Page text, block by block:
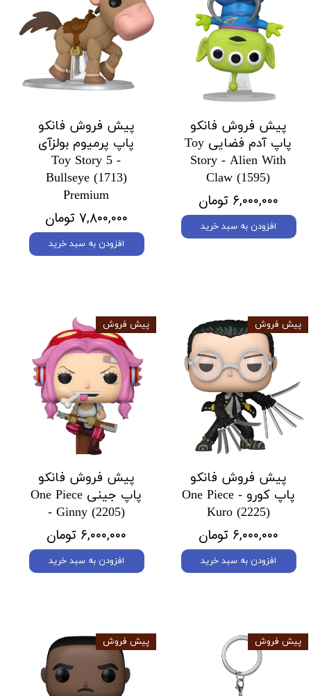
پیش فروش فانکو
پاپ آدم فضایی Toy
Story - Alien With
Claw (1595)
۶,۰۰۰,۰۰۰ تومان
افزودن به سبد خرید
پیش فروش فانکو
پاپ پرمیوم بولزآی
Toy Story 5 -
Bullseye (1713)
Premium
۷,۸۰۰,۰۰۰ تومان
افزودن به سبد خرید
پیش فروش فانکو
پاپ کورو One Piece -
Kuro (2225)
۶,۰۰۰,۰۰۰ تومان
افزودن به سبد خرید
پیش فروش
پیش فروش فانکو
پاپ جینی One Piece
- Ginny (2205)
۶,۰۰۰,۰۰۰ تومان
افزودن به سبد خرید
پیش فروش
پیش فروش پیش فروش